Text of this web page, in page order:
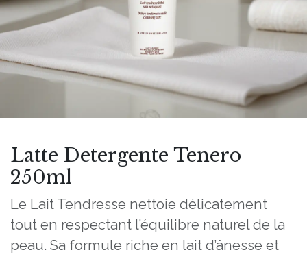
Latte Detergente Tenero
250ml
Le Lait Tendresse nettoie délicatement
tout en respectant l’équilibre naturel de la
peau. Sa formule riche en lait d’ânesse et